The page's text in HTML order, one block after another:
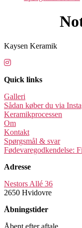
Kaysen Keramik
Quick links
Galleri
Sådan køber du via
Keramikprocessen
Om
Kontakt
Spørgsmål & svar
Fødevaregodkendelse:
Adresse
Nestors Allé 36
2650 Hvidovre
Åbningstider
Åbent efter aftale